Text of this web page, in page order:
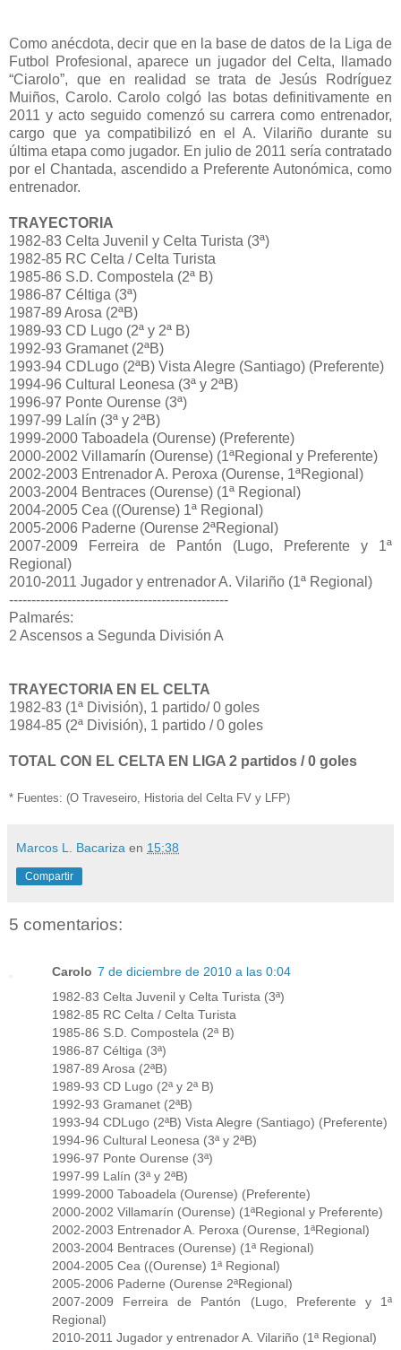
Como anécdota, decir que en la base de datos de la Liga de
Futbol Profesional, aparece un jugador del Celta, llamado
“Ciarolo”, que en realidad se trata de Jesús Rodríguez
Muiños, Carolo. Carolo colgó las botas definitivamente en
2011 y acto seguido comenzó su carrera como entrenador,
cargo que ya compatibilizó en el A. Vilariño durante su
última etapa como jugador. En julio de 2011 sería contratado
por el Chantada, ascendido a Preferente Autonómica, como
entrenador.
TRAYECTORIA
1982-83 Celta Juvenil y Celta Turista (3ª)
1982-85 RC Celta / Celta Turista
1985-86 S.D. Compostela (2ª B)
1986-87 Céltiga (3ª)
1987-89 Arosa (2ªB)
1989-93 CD Lugo (2ª y 2ª B)
1992-93 Gramanet (2ªB)
1993-94 CDLugo (2ªB) Vista Alegre (Santiago) (Preferente)
1994-96 Cultural Leonesa (3ª y 2ªB)
1996-97 Ponte Ourense (3ª)
1997-99 Lalín (3ª y 2ªB)
1999-2000 Taboadela (Ourense) (Preferente)
2000-2002 Villamarín (Ourense) (1ªRegional y Preferente)
2002-2003 Entrenador A. Peroxa (Ourense, 1ªRegional)
2003-2004 Bentraces (Ourense) (1ª Regional)
2004-2005 Cea ((Ourense) 1ª Regional)
2005-2006 Paderne (Ourense 2ªRegional)
2007-2009 Ferreira de Pantón (Lugo, Preferente y 1ª
Regional)
2010-2011 Jugador y entrenador A. Vilariño (1ª Regional)
-------------------------------------------------
Palmarés:
2 Ascensos a Segunda División A
TRAYECTORIA EN EL CELTA
1982-83 (1ª División), 1 partido/ 0 goles
1984-85 (2ª División), 1 partido / 0 goles
TOTAL CON EL CELTA EN LIGA 2 partidos / 0 goles
* Fuentes: (O Traveseiro, Historia del Celta FV y LFP)
Marcos L. Bacariza en 15:38
Compartir
5 comentarios:
Carolo 7 de diciembre de 2010 a las 0:04
1982-83 Celta Juvenil y Celta Turista (3ª)
1982-85 RC Celta / Celta Turista
1985-86 S.D. Compostela (2ª B)
1986-87 Céltiga (3ª)
1987-89 Arosa (2ªB)
1989-93 CD Lugo (2ª y 2ª B)
1992-93 Gramanet (2ªB)
1993-94 CDLugo (2ªB) Vista Alegre (Santiago) (Preferente)
1994-96 Cultural Leonesa (3ª y 2ªB)
1996-97 Ponte Ourense (3ª)
1997-99 Lalín (3ª y 2ªB)
1999-2000 Taboadela (Ourense) (Preferente)
2000-2002 Villamarín (Ourense) (1ªRegional y Preferente)
2002-2003 Entrenador A. Peroxa (Ourense, 1ªRegional)
2003-2004 Bentraces (Ourense) (1ª Regional)
2004-2005 Cea ((Ourense) 1ª Regional)
2005-2006 Paderne (Ourense 2ªRegional)
2007-2009 Ferreira de Pantón (Lugo, Preferente y 1ª
Regional)
2010-2011 Jugador y entrenador A. Vilariño (1ª Regional)